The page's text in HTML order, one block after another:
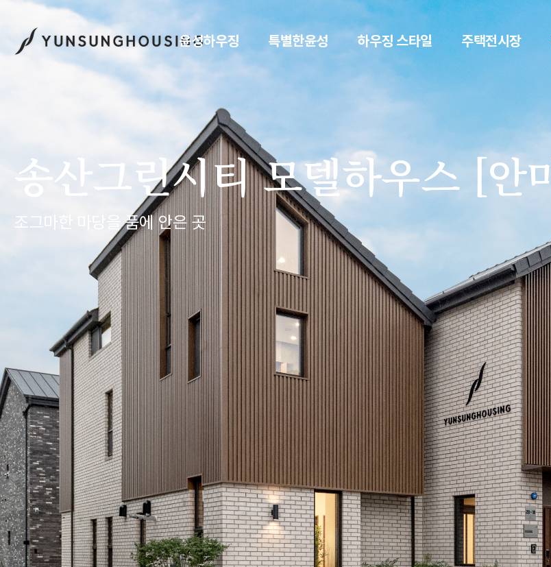
윤성하우징 특별한윤성 하우징 스타일 주택전시장
송산그린시티 모델하우스 [안
조그마한 마당을 품에 안은 곳